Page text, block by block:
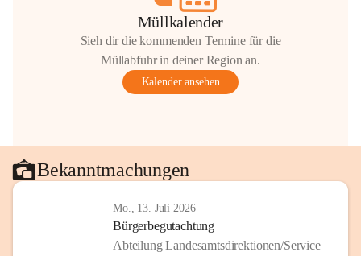
Müllkalender
Sieh dir die kommenden Termine für die
Müllabfuhr in deiner Region an.
Kalender ansehen
Bekanntmachungen
Mo., 13. Juli 2026
Bürgerbegutachtung
Abteilung Landesamtsdirektionen/Service